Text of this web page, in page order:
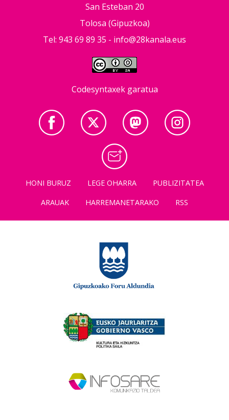
San Esteban 20
Tolosa (Gipuzkoa)
Tel: 943 69 89 35 - info@28kanala.eus
Codesyntaxek garatua
HONI BURUZ LEGE OHARRA
PUBLIZITATEA
ARAUAK
HARREMANETARAKO RSS